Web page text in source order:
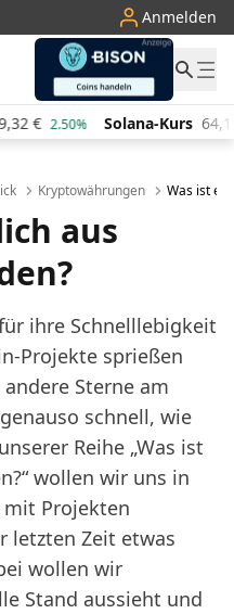
Anmelden
64,13 € 0.50% TRON-Kurs
Kryptowährungen Was ist
aus
ihre Schnelllebigkeit
Projekte sprießen
Sterne am
schnell, wie
Reihe „Was ist
wollen wir uns in
Projekten
letzten Zeit etwas
wollen wir
Stand aussieht und